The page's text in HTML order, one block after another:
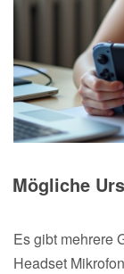
Mögliche
Es gibt mehrere
Headset